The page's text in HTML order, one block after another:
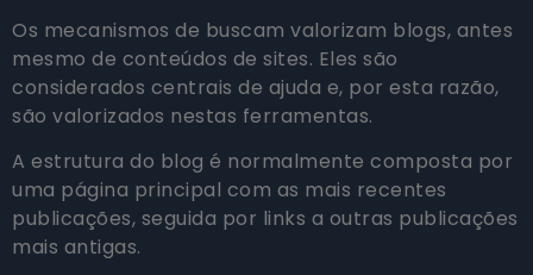
Os mecanismos de buscam valorizam blogs, antes
mesmo de conteúdos de sites. Eles são
considerados centrais de ajuda e, por esta razão,
são valorizados nestas ferramentas.
A estrutura do blog é normalmente composta por
uma página principal com as mais recentes
publicações, seguida por links a outras publicações
mais antigas.